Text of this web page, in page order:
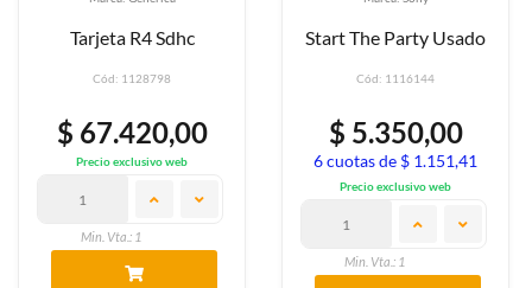
Tarjeta R4 Sdhc
Cód: 1128798
$ 67.420,00
Precio exclusivo web
Min. Vta.: 1
Start The Party Usado
Cód: 1116144
$ 5.350,00
6 cuotas de $ 1.151,41
Precio exclusivo web
Min. Vta.: 1